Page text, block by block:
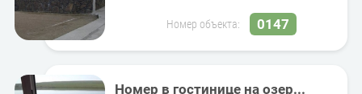
Номер объекта: 0147
Номер в гостинице на озер...